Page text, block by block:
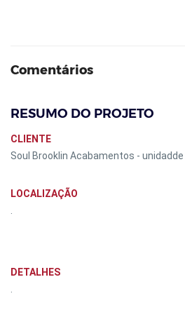
Comentários
RESUMO DO PROJETO
CLIENTE
Soul Brooklin Acabamentos -
LOCALIZAÇÃO
DETALHES